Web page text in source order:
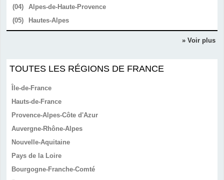
(04)
Alpes-de-Haute-Provence
(05)
Hautes-Alpes
» Voir plus
TOUTES LES RÉGIONS DE FRANCE
Île-de-France
Hauts-de-France
Provence-Alpes-Côte d'Azur
Auvergne-Rhône-Alpes
Nouvelle-Aquitaine
Pays de la Loire
Bourgogne-Franche-Comté